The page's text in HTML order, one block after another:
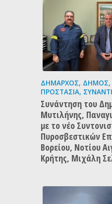
ΔΉΜΑΡΧΟΣ, ΔΉΜΟΣ,
ΠΡΟΣΤΑΣΊΑ,
Συνάντηση του
Μυτιλήνης,
με το νέο
Πυροσβεστικών
Βορείου, Νοτίου
Κρήτης, Μιχάλη